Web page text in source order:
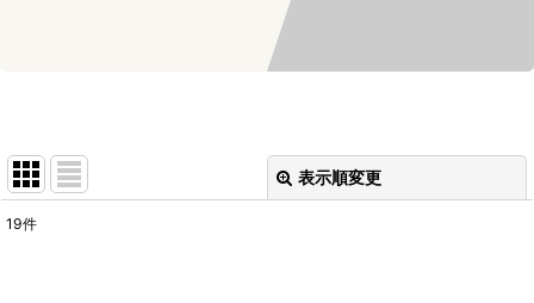
表示順変更
19件